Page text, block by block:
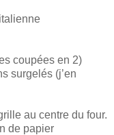
coupées en 2)
surgelés (j’en
au centre du four.
de papier